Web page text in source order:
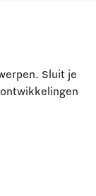
Sluit je